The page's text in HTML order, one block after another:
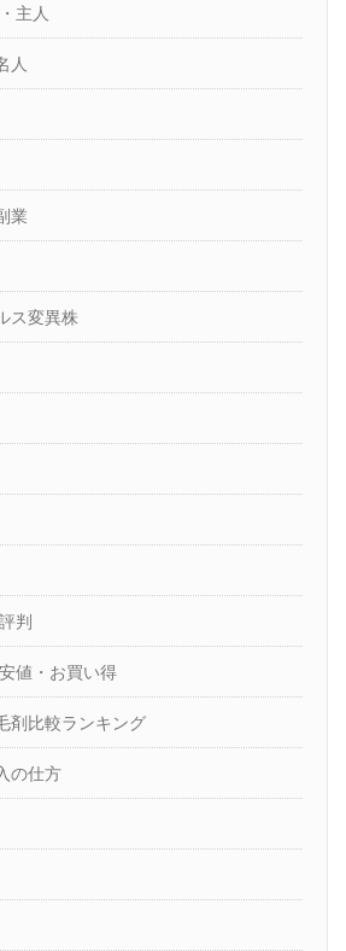
主人
人
業
ス変異株
判
値・お買い得
剤比較ランキング
の仕方